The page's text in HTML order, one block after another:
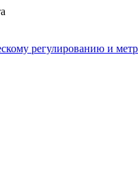
регулированию и